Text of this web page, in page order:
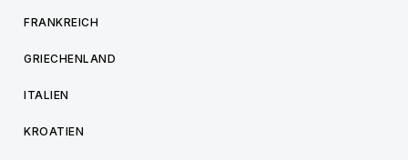
FRANKREICH
GRIECHENLAND
ITALIEN
KROATIEN